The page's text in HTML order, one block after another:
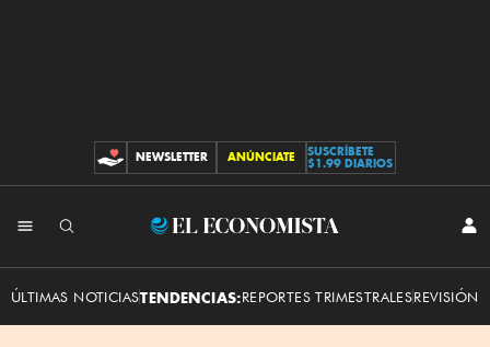
CONTRIBUCIONES
NEWSLETTER ANÚNCIATE
SUSCRÍBETE
$1.99 DIARIOS
El
ÚLTIMAS NOTICIASTENDENCIAS:REPORTES TRIMESTRALESREVISIÓN